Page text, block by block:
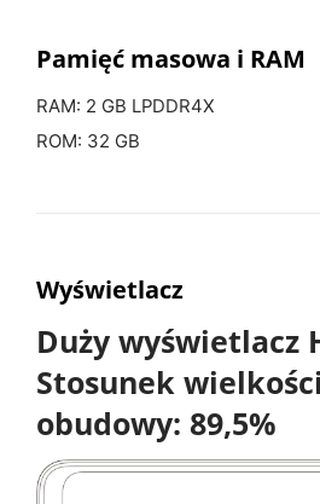
Pamięć masowa i RAM
RAM: 2 GB LPDDR4X
ROM: 32 GB
Wyświetlacz
Duży wyświetlacz
Stosunek
obudowy: 89,5%